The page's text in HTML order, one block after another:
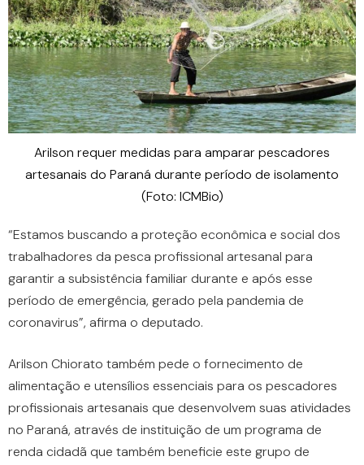
Arilson requer medidas para amparar pescadores
artesanais do Paraná durante período de isolamento
(Foto: ICMBio)
“Estamos buscando a proteção econômica e social dos
trabalhadores da pesca profissional artesanal para
garantir a subsistência familiar durante e após esse
período de emergência, gerado pela pandemia de
coronavirus”, afirma o deputado.
Arilson Chiorato também pede o fornecimento de
alimentação e utensílios essenciais para os pescadores
profissionais artesanais que desenvolvem suas atividades
no Paraná, através de instituição de um programa de
renda cidadã que também beneficie este grupo de